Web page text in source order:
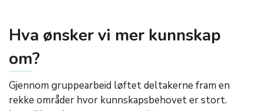
Hva ønsker vi mer kunnskap
om?
Gjennom gruppearbeid løftet deltakerne fram en
rekke områder hvor kunnskapsbehovet er stort.